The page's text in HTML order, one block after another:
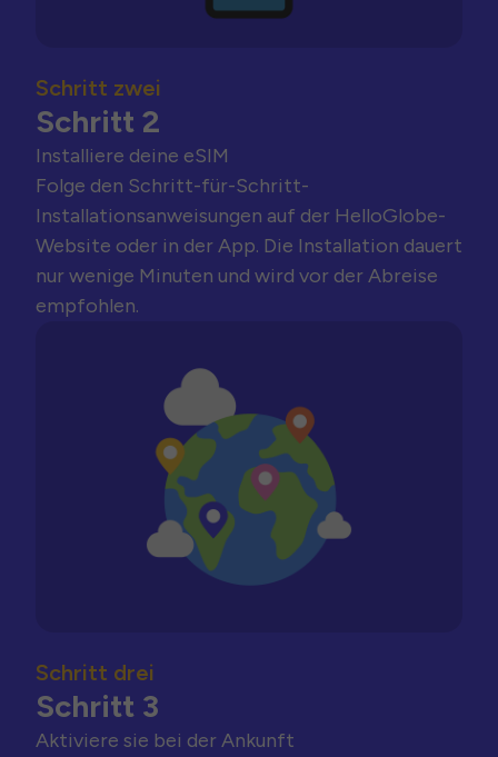
Schritt zwei
Schritt 2
Installiere deine eSIM
Folge den Schritt-für-Schritt-
Installationsanweisungen auf der HelloGlobe-
Website oder in der App. Die Installation dauert
nur wenige Minuten und wird vor der Abreise
empfohlen.
Schritt drei
Schritt 3
Aktiviere sie bei der Ankunft